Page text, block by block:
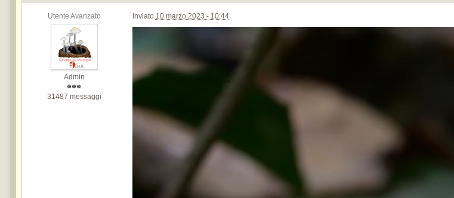
Utente Avanzato
Admin
31487 messaggi
Inviato 10 marzo 2023 - 10:44